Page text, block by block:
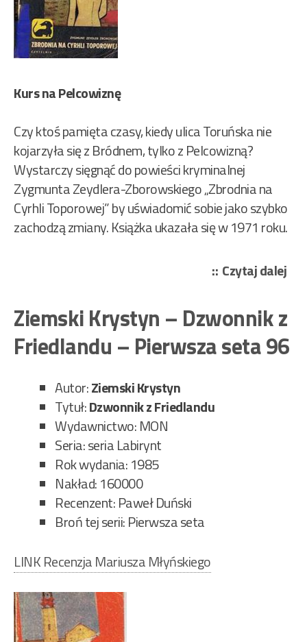
Kurs na Pelcowiznę
Czy ktoś pamięta czasy, kiedy ulica Toruńska nie
kojarzyła się z Bródnem, tylko z Pelcowizną?
Wystarczy sięgnąć do powieści kryminalnej
Zygmunta Zeydlera-Zborowskiego „Zbrodnia na
Cyrhli Toporowej” by uświadomić sobie jako szybko
zachodzą zmiany. Książka ukazała się w 1971 roku.
Czytaj dalej
–
Ziemski Krystyn – Dzwonnik z
Friedlandu – Pierwsza seta 96
Autor:Ziemski Krystyn
Tytuł:Dzwonnik z Friedlandu
Wydawnictwo: MON
Seria: seria Labirynt
Rok wydania: 1985
Nakład: 160000
Recenzent: Paweł Duński
Broń tej serii: Pierwsza seta
LINK Recenzja Mariusza Młyńskiego